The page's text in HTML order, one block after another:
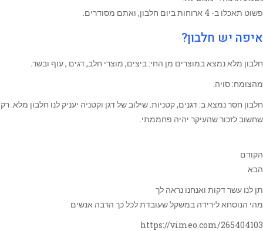
פשוט תאכלו ב- 4 ארוחות ביום חלבון, ואתם מסודרים.
איפה יש חלבון?
חלבון מלא נמצא במוצרים מן החי: ביצים, מוצרי חלב, דגים , עוף ובשר.
מהצומח: סויה.
חלבון חסר נמצא ב: דגנים, קטניות. שילוב של דגן וקטניה יעניק לנו חלבון מלא. רק
שחשוב לזכור שהעיקר יהיה פחממתי.
הקודם
הבא
תן לנו עשר דקות ואנחנו נראה לך
מהי הנוסחא לירידה במשקל שעובדת לכל כך הרבה אנשים
https://vimeo.com/265404103